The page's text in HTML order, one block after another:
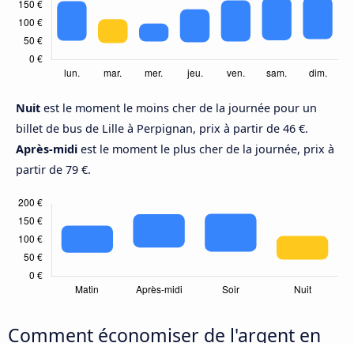
Nuit est le moment le moins cher de la journée pour un
billet de bus de Lille à Perpignan, prix à partir de 46 €.
Après-midi est le moment le plus cher de la journée, prix à
partir de 79 €.
Comment économiser de l'argent en